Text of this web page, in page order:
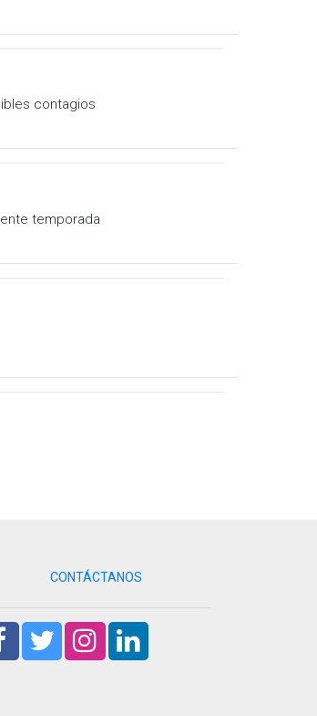
contagios
temporada
CONTÁCTANOS